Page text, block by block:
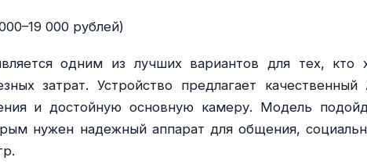
000 рублей)
одним из лучших вариантов для тех, кто
затрат. Устройство предлагает
и достойную основную камеру. Модель
нужен надежный аппарат для общения,